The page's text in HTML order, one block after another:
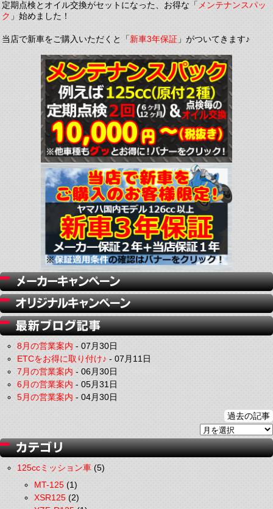
定期点検とオイル交換がセットになった、お得な「メンテナンスパッ
ク」始めました！
当店で新車をご購入いただくと「新車3年保証」がついてきます♪
8月の営業案内-07月30日
ETCをお得に取り付け♪-07月11日
7月の営業案内-06月30日
6月の営業案内-05月31日
5月の営業案内-04月30日
過去の記事
125ccミッション車(5)
MT-125(1)
XSR125(2)